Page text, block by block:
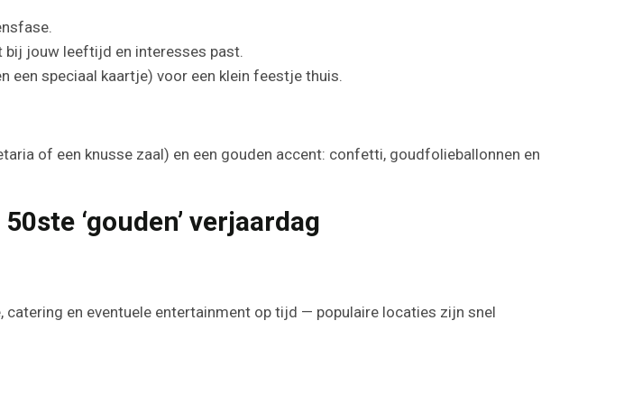
jouw leeftijd en interesses past.
een speciaal kaartje) voor een klein feestje thuis.
of een knusse zaal) en een gouden accent: confetti, goudfolieballonnen en
‘gouden’ verjaardag
en eventuele entertainment op tijd — populaire locaties zijn snel